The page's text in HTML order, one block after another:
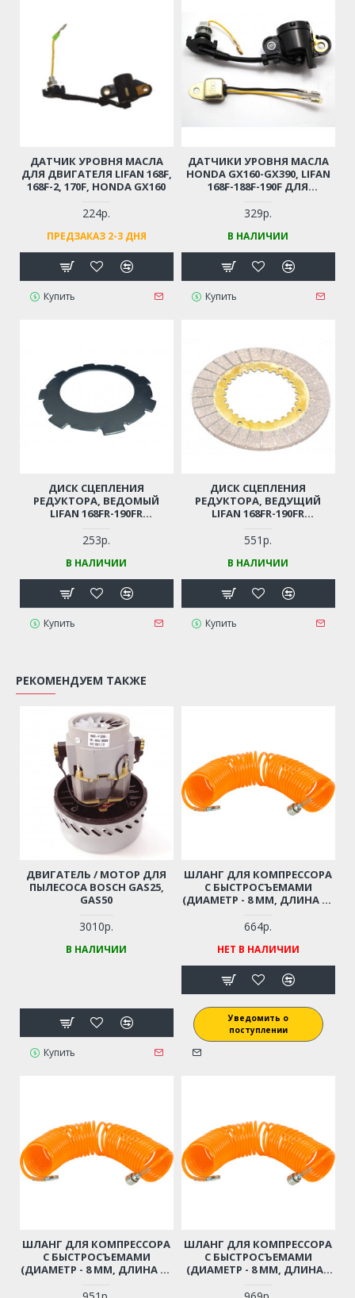
ДАТЧИК УРОВНЯ МАСЛА
ДЛЯ ДВИГАТЕЛЯ LIFAN 168F,
168F-2, 170F, HONDA GX160
224р.
ПРЕДЗАКАЗ 2-3 ДНЯ
Купить
ДАТЧИКИ УРОВНЯ МАСЛА
HONDA GX160-GX390, LIFAN
168F-188F-190F ДЛЯ
ВИБРОПЛИТЫ / ГЕНЕРАТОРА
(КОМПЛЕКТ)
329р.
В НАЛИЧИИ
Купить
ДИСК СЦЕПЛЕНИЯ
РЕДУКТОРА, ВЕДОМЫЙ
LIFAN 168FR-190FR
СНАРУЖИ)
253р.
В НАЛИЧИИ
Купить
ДИСК СЦЕПЛЕНИЯ
РЕДУКТОРА, ВЕДУЩИЙ
LIFAN 168FR-190FR
ВНУТРЬ)
551р.
В НАЛИЧИИ
Купить
РЕКОМЕНДУЕМ ТАКЖЕ
ДВИГАТЕЛЬ / МОТОР ДЛЯ
ПЫЛЕСОСА BOSCH GAS25,
GAS50
3010р.
В НАЛИЧИИ
Купить
ШЛАНГ ДЛЯ КОМПРЕССОРА
С БЫСТРОСЪЕМАМИ
(ДИАМЕТР - 8 ММ, ДЛИНА - 6
664р.
НЕТ В НАЛИЧИИ
Уведомить о
поступлении
ШЛАНГ ДЛЯ КОМПРЕССОРА
С БЫСТРОСЪЕМАМИ
(ДИАМЕТР - 8 ММ, ДЛИНА - 9
ШЛАНГ ДЛЯ КОМПРЕССОРА
С БЫСТРОСЪЕМАМИ
(ДИАМЕТР - 8 ММ, ДЛИНА -